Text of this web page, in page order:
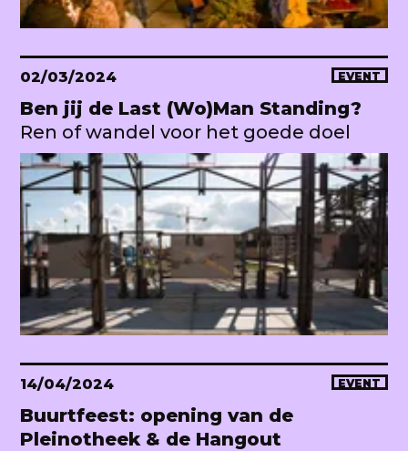
02/03/2024 EVENT
Ben jij de Last (Wo)Man Standing?
Ren of wandel voor het goede doel
14/04/2024 EVENT
Buurtfeest: opening van de
Pleinotheek & de Hangout